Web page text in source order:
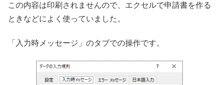
この内容は印刷されませんので、エクセルで申請書を作る
ときなどによく使っていました。
「入力時メッセージ」のタブでの操作です。